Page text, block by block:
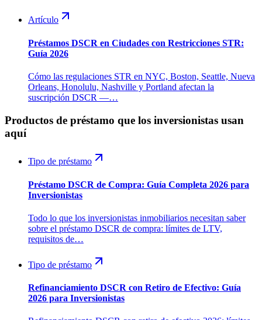
Artículo
Préstamos DSCR en Ciudades con Restricciones STR:
Guía 2026
Cómo las regulaciones STR en NYC, Boston, Seattle, Nueva
Orleans, Honolulu, Nashville y Portland afectan la
suscripción DSCR —…
Productos de préstamo que los inversionistas usan
aquí
Tipo de préstamo
Préstamo DSCR de Compra: Guía Completa 2026 para
Inversionistas
Todo lo que los inversionistas inmobiliarios necesitan saber
sobre el préstamo DSCR de compra: límites de LTV,
requisitos de…
Tipo de préstamo
Refinanciamiento DSCR con Retiro de Efectivo: Guía
2026 para Inversionistas